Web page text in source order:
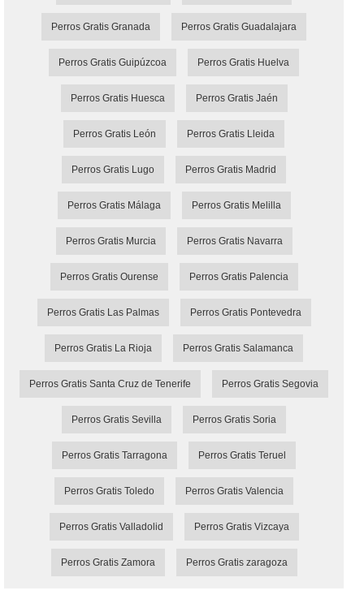
Perros Gratis Granada Perros Gratis Guadalajara
Perros Gratis Guipúzcoa Perros Gratis Huelva
Perros Gratis Huesca Perros Gratis Jaén
Perros Gratis León Perros Gratis Lleida
Perros Gratis Lugo Perros Gratis Madrid
Perros Gratis Málaga Perros Gratis Melilla
Perros Gratis Murcia Perros Gratis Navarra
Perros Gratis Ourense Perros Gratis Palencia
Perros Gratis Las Palmas Perros Gratis Pontevedra
Perros Gratis La Rioja Perros Gratis Salamanca
Perros Gratis Santa Cruz de Tenerife Perros Gratis Segovia
Perros Gratis Sevilla Perros Gratis Soria
Perros Gratis Tarragona Perros Gratis Teruel
Perros Gratis Toledo Perros Gratis Valencia
Perros Gratis Valladolid Perros Gratis Vizcaya
Perros Gratis Zamora Perros Gratis zaragoza